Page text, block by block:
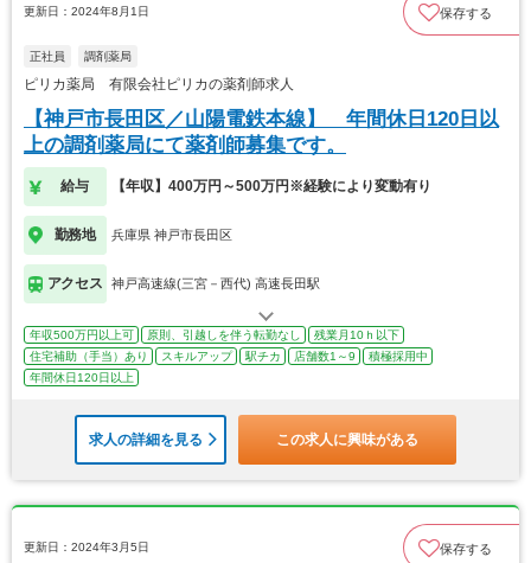
更新日：2024年8月1日 保存する
正社員 調剤薬局
ピリカ薬局 有限会社ピリカの薬剤師求人
【神戸市長田区／山陽電鉄本線】 年間休日120日以
上の調剤薬局にて薬剤師募集です。
給与 【年収】400万円～500万円※経験により変動有り
勤務地 兵庫県 神戸市長田区
アクセス 神戸高速線(三宮－西代) 高速長田駅
年収500万円以上可 原則、引越しを伴う転勤なし
残業月10ｈ以下
住宅補助（手当）あり
スキルアップ 駅チカ 店舗数1～9
積極採用中
年間休日120日以上
求人の詳細を見る この求人に興味がある
更新日：2024年3月5日 保存する